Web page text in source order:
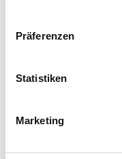
Präferenzen
Statistiken
Marketing